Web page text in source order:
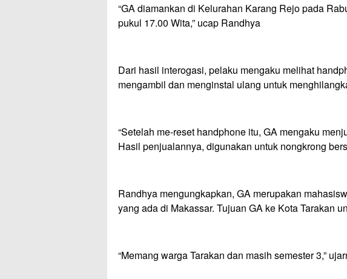
“GA diamankan di Kelurahan Karang Rejo pada
pukul 17.00 Wita,” ucap Randhya
Dari hasil interogasi, pelaku mengaku melihat
mengambil dan menginstal ulang untuk
“Setelah me-reset handphone itu, GA mengaku
Hasil penjualannya, digunakan untuk nongkrong
Randhya mengungkapkan, GA merupakan
yang ada di Makassar. Tujuan GA ke Kota Tarakan
“Memang warga Tarakan dan masih semester 3,”